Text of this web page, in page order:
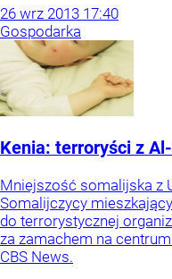
26 wrz 2013 17:40
Gospodarka
Kenia: terroryści z
Mniejszość somalijska z
Somalijczycy
do terrorystycznej
za zamachem na
CBS News.